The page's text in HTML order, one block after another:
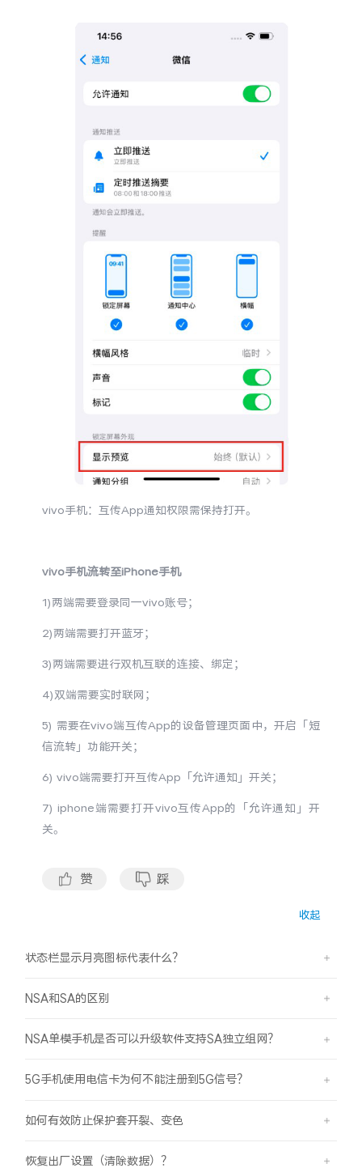
vivo手机：互传App通知权限需保持打开。
vivo手机流转至iPhone手机
1)两端需要登录同一vivo账号；
2)两端需要打开蓝牙；
3)两端需要进行双机互联的连接、绑定；
4)双端需要实时联网；
5) 需要在vivo端互传App的设备管理页面中，开启 「 短
信流转」功能开关；
6) vivo端需要打开互传App 「 允许通知」开关；
7) iphone端需要打开vivo互传App的 「 允许通知 」 开
关。
赞 踩
收起
状态栏显示月亮图标代表什么？
NSA和SA的区别
NSA单模手机是否可以升级软件支持SA独立组网？
5G手机使用电信卡为何不能注册到5G信号？
如何有效防止保护套开裂、变色
恢复出厂设置（清除数据）？